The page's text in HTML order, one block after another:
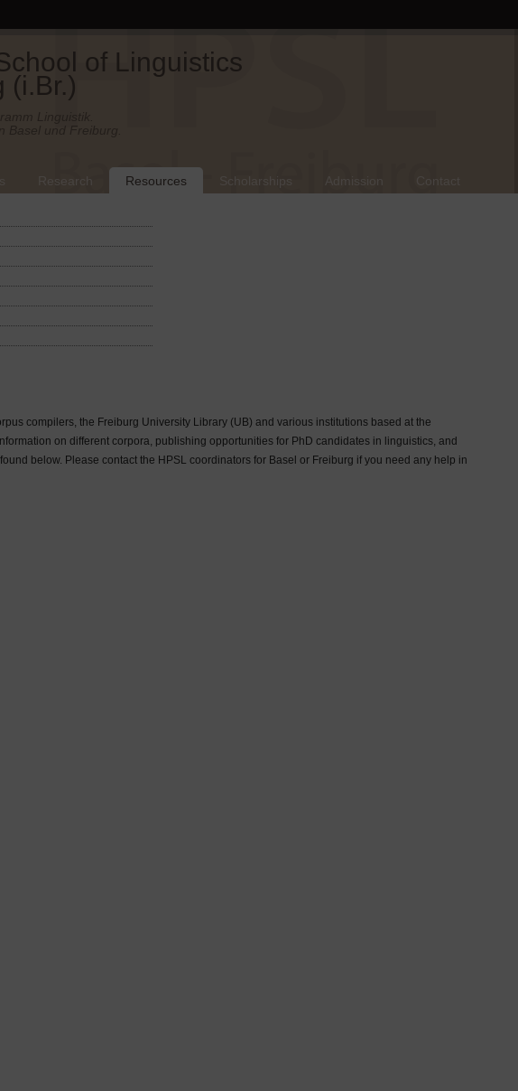
of Linguistics
(i.Br.)
Resources
compilers, the Freiburg University Library (UB) and various institutions based at the
on different corpora, publishing opportunities for PhD candidates in linguistics, and
below. Please contact the HPSL coordinators for Basel or Freiburg if you need any help in